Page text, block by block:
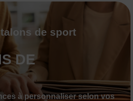
de sport
DE
à personnaliser selon vos